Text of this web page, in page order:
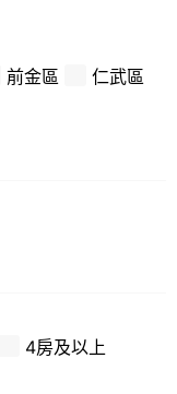
前金區 仁武區
4房及以上